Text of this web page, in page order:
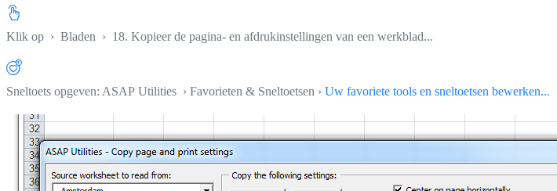
Klik op › Bladen › 18. Kopieer de pagina- en afdrukinstellingen van een werkblad...
Sneltoets opgeven: ASAP Utilities › Favorieten & Sneltoetsen › Uw favoriete tools en sneltoetsen bewerken...